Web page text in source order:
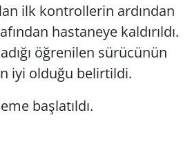
ilk kontrollerin ardından
hastaneye kaldırıldı.
öğrenilen sürücünün
iyi olduğu belirtildi.
başlatıldı.